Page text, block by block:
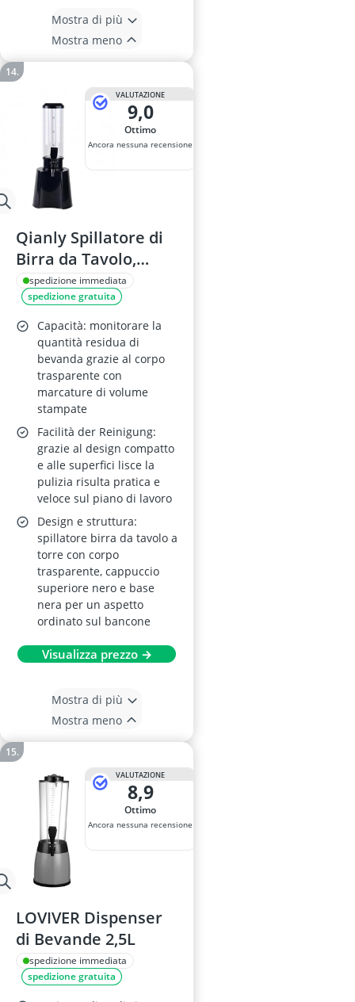
Mostra di più
Mostra meno
VALUTAZIONE
9,0
Ottimo
Ancora nessuna recensione
Qianly Spillatore di
Birra da Tavolo,
Cilindrico, 1.5 L,
Trasparente in
Acrilico, con
Misuratore
Graduato
spedizione immediata
spedizione gratuita
Capacità: monitorare la
quantità residua di
bevanda grazie al corpo
trasparente con
marcature di volume
stampate
Facilità der Reinigung:
grazie al design compatto
e alle superfici lisce la
pulizia risulta pratica e
veloce sul piano di lavoro
Design e struttura:
spillatore birra da tavolo a
torre con corpo
trasparente, cappuccio
superiore nero e base
nera per un aspetto
ordinato sul bancone
Visualizza prezzo →
Mostra di più
Mostra meno
VALUTAZIONE
8,9
Ottimo
Ancora nessuna recensione
LOVIVER Dispenser
di Bevande 2,5L
spedizione immediata
spedizione gratuita